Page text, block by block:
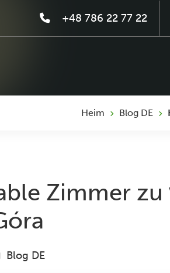
+48 786 22 77 22
Heim Blog DE
Zimmer zu
Blog DE